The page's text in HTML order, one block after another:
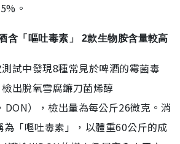
。
含「嘔吐毒素」 2款生物胺含量較高
試中發現8種常見於啤酒的霉菌毒
出脫氧雪腐鐮刀菌烯醇
DON），檢出量為每公斤26微克。消
「嘔吐毒素」，以體重60公斤的成